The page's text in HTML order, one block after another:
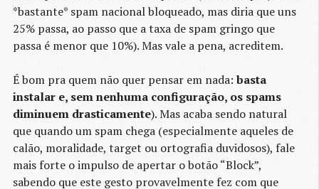
*bastante* spam nacional bloqueado, mas diria que uns
25% passa, ao passo que a taxa de spam gringo que
passa é menor que 10%). Mas vale a pena, acreditem.
É bom pra quem não quer pensar em nada: basta
instalar e, sem nenhuma configuração, os spams
diminuem drasticamente). Mas acaba sendo natural
que quando um spam chega (especialmente aqueles de
calão, moralidade, target ou ortografia duvidosos), fale
mais forte o impulso de apertar o botão “Block”,
sabendo que este gesto provavelmente fez com que